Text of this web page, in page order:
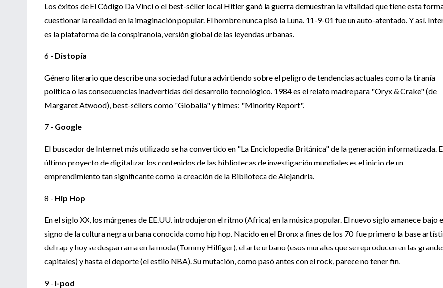
Los éxitos de El Código Da Vinci o el best-séller local Hitler ganó la guerra demuestran la vitalidad que tiene esta
cuestionar la realidad en la imaginación popular. El hombre nunca pisó la Luna. 11-9-01 fue un auto-atentado. Y así.
es la plataforma de la conspiranoia, versión global de las leyendas urbanas.
6 - Distopía
Género literario que describe una sociedad futura advirtiendo sobre el peligro de tendencias actuales como la tiranía
política o las consecuencias inadvertidas del desarrollo tecnológico. 1984 es el relato madre para "Oryx & Crake" (de
Margaret Atwood), best-séllers como "Globalia" y filmes: "Minority Report".
7 - Google
El buscador de Internet más utilizado se ha convertido en "La Enciclopedia Británica" de la generación informatizada.
último proyecto de digitalizar los contenidos de las bibliotecas de investigación mundiales es el inicio de un
emprendimiento tan significante como la creación de la Biblioteca de Alejandría.
8 - Hip Hop
En el siglo XX, los márgenes de EE.UU. introdujeron el ritmo (Africa) en la música popular. El nuevo siglo amanece bajo
signo de la cultura negra urbana conocida como hip hop. Nacido en el Bronx a fines de los 70, fue primero la base
del rap y hoy se desparrama en la moda (Tommy Hilfiger), el arte urbano (esos murales que se reproducen en las
capitales) y hasta el deporte (el estilo NBA). Su mutación, como pasó antes con el rock, parece no tener fin.
9 - I-pod